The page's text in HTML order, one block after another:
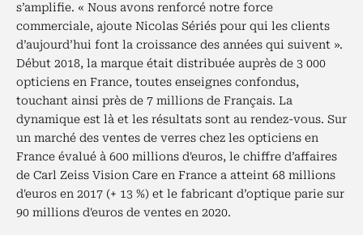
s’amplifie. « Nous avons renforcé notre force
commerciale, ajoute Nicolas Sériés pour qui les clients
d’aujourd’hui font la croissance des années qui suivent ».
Début 2018, la marque était distribuée auprès de 3 000
opticiens en France, toutes enseignes confondus,
touchant ainsi près de 7 millions de Français. La
dynamique est là et les résultats sont au rendez-vous. Sur
un marché des ventes de verres chez les opticiens en
France évalué à 600 millions d'euros, le chiffre d’affaires
de Carl Zeiss Vision Care en France a atteint 68 millions
d'euros en 2017 (+ 13 %) et le fabricant d’optique parie sur
90 millions d'euros de ventes en 2020.